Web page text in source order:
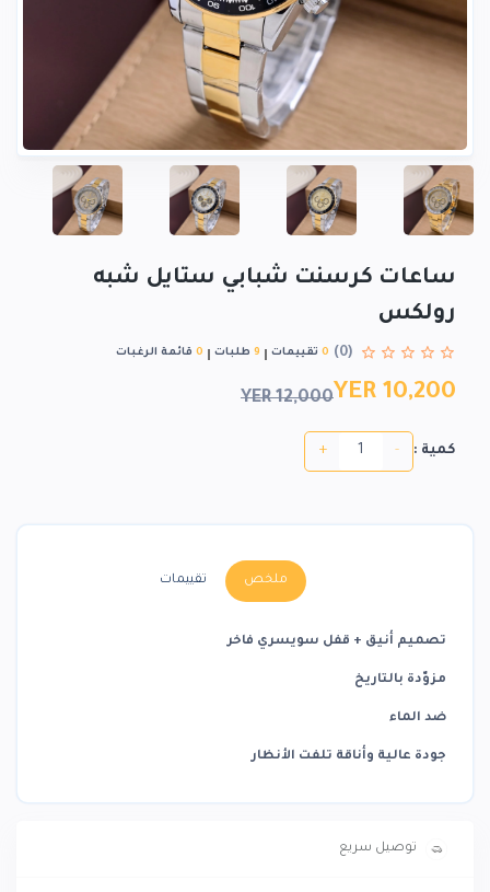
ساعات كرسنت شبابي ستايل شبه
رولكس
(0)
0 تقييمات 9 طلبات 0 قائمة الرغبات
YER 10,200
YER 12,000
كمية : -
+
ملخص تقييمات
تصميم أنيق + قفل سويسري فاخر
مزوّدة بالتاريخ
ضد الماء
جودة عالية وأناقة تلفت الأنظار
توصيل سريع